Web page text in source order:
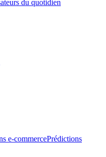
du quotidien
e-commercePrédictions